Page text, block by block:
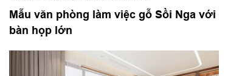
Mẫu văn phòng làm việc gỗ Sồi Nga với
bàn họp lớn